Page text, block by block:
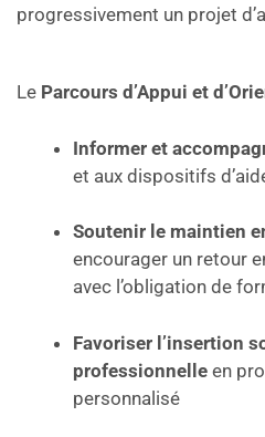
progressivement un projet
Le Parcours d’Appui et
Informer et
et aux dispositifs
Soutenir le maintien
encourager un retour
avec l’obligation de
Favoriser l’insertion
professionnelle en
personnalisé